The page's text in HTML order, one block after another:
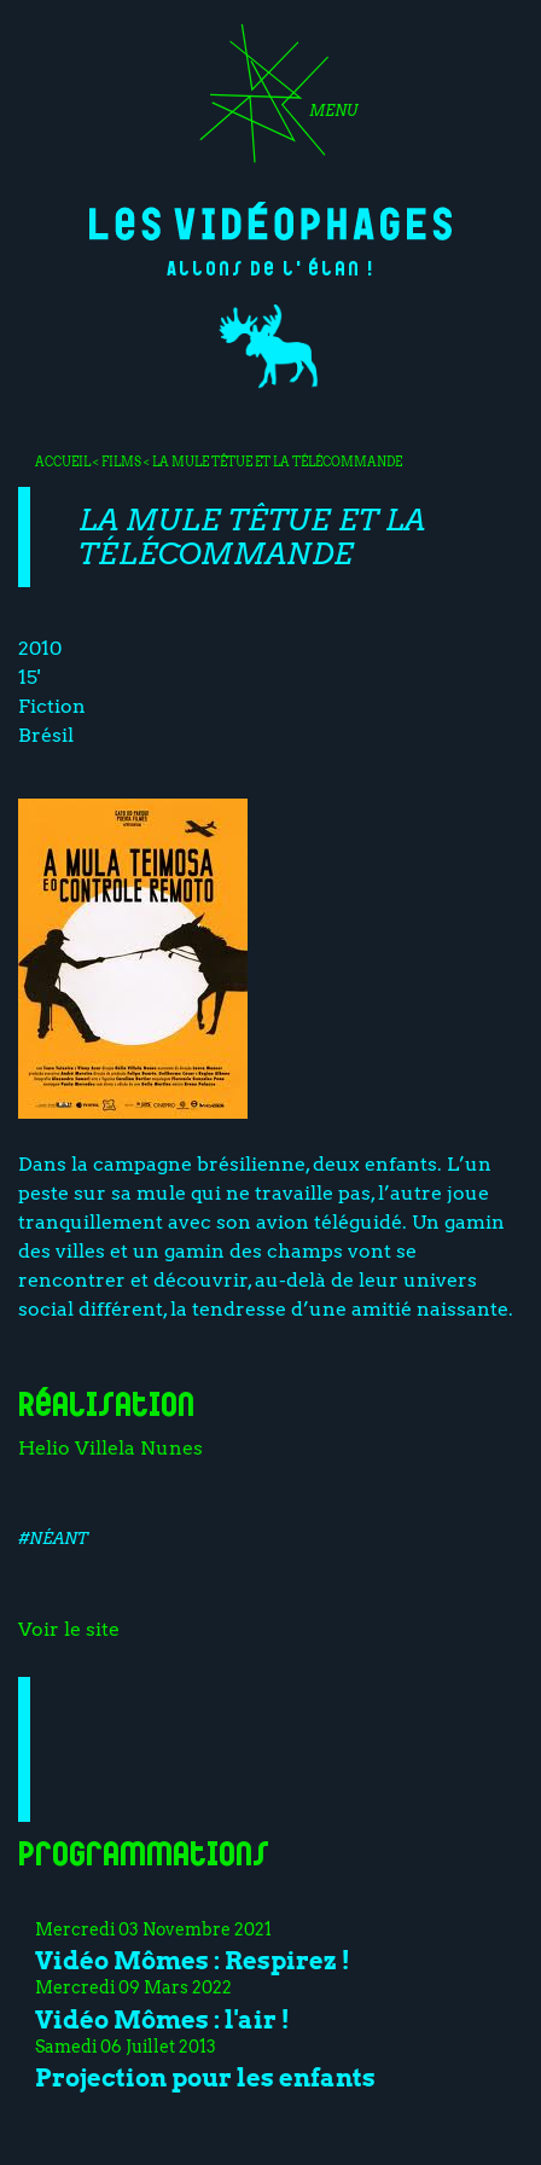
MENU
Allons de l'élan !
ACCUEIL< FILMS< LA MULE TÊTUE ET LA TÉLÉCOMMANDE
LA MULE TÊTUE ET LA
TÉLÉCOMMANDE
2010
15'
Fiction
Brésil
Dans la campagne brésilienne, deux enfants. L’un
peste sur sa mule qui ne travaille pas, l’autre joue
tranquillement avec son avion téléguidé. Un gamin
des villes et un gamin des champs vont se
rencontrer et découvrir, au-delà de leur univers
social différent, la tendresse d’une amitié naissante.
Réalisation
Helio Villela Nunes
#NÉANT
Voir le site
Programmations
Mercredi 03 Novembre 2021
Vidéo Mômes : Respirez !
Mercredi 09 Mars 2022
Vidéo Mômes : l'air !
Samedi 06 Juillet 2013
Projection pour les enfants